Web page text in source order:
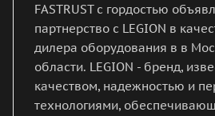
FASTRUST с гордостью
партнерство с LEGION в
дилера оборудования в в
области. LEGION - бренд,
качеством, надежностью и
технологиями,